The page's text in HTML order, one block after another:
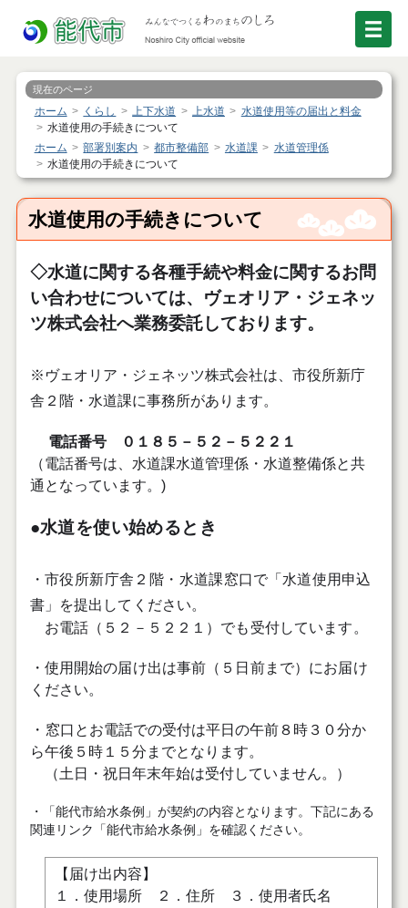
現在のページ
ホーム くらし 上下水道 上水道
水道使用等の届出と料金
水道使用の手続きについて
ホーム
部署別案内 都市整備部 水道課
水道管理係
水道使用の手続きについて
水道使用の手続きについて
◇水道に関する各種手続や料金に関するお問
い合わせについては、ヴェオリア・ジェネッ
ツ株式会社へ業務委託しております。
※ ヴェオリア・ジェネッツ株式会社は、市役所新庁
舎２階・水道課に事務所があります。
電話番号 ０１８５－５２－５２２１
（電話番号は、水道課水道管理係・水道整備係と共
通となっています。)
●水道を使い始めるとき
・市役所新庁舎２階・水道課窓口で「水道使用申込
書」を提出してください。
お電話（５２－５２２１）でも受付しています。
・使用開始の届け出は事前（５日前まで）にお届け
ください。
・ 窓口とお電話での受付は平日の午前８時３０分か
ら午後５時１５分までとなります。
（土日・祝日年末年始は受付していません。）
・「能代市給水条例」が契約の内容となります。下記にある
関連リンク「能代市給水条例」を確認ください。
【届け出内容】
１．使用場所２．住所 ３．使用者氏名